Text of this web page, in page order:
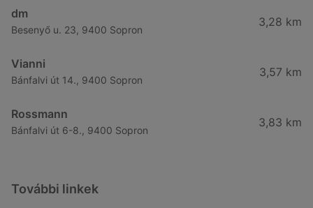
dm
Besenyő u. 23, 9400 Sopron
3,28 km
Vianni
Bánfalvi út 14., 9400 Sopron
3,57 km
Rossmann
Bánfalvi út 6-8., 9400 Sopron
3,83 km
További linkek